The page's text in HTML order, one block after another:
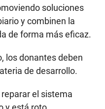
soluciones
y combinen la
de forma más eficaz.
los donantes deben
de desarrollo.
el sistema